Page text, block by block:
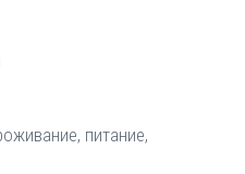
питание,